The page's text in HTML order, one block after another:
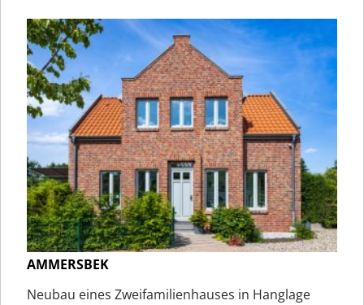
AMMERSBEK
Neubau eines Zweifamilienhauses in Hanglage